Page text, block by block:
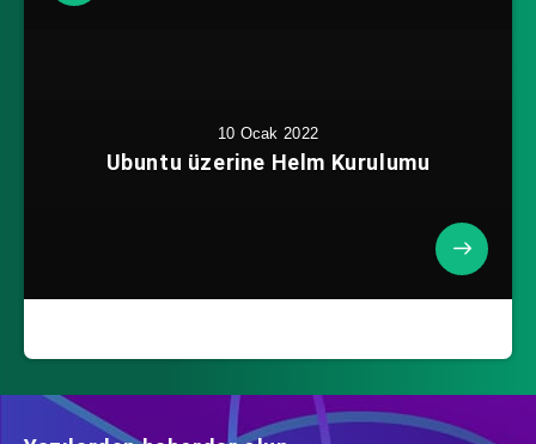
10 Ocak 2022
Ubuntu üzerine Helm Kurulumu